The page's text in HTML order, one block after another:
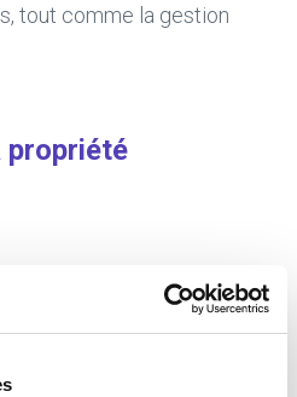
tout comme la gestion
propriété
par notre enquête n'ont
que nous avions
intellectuelle en